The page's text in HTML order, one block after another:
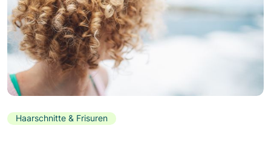
Haarschnitte & Frisuren